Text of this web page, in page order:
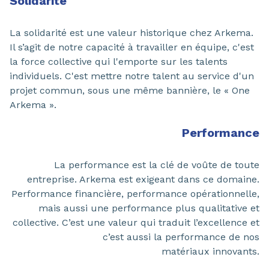
La solidarité est une valeur historique chez Arkema.
Il s’agit de notre capacité à travailler en équipe, c'est
la force collective qui l'emporte sur les talents
individuels. C'est mettre notre talent au service d'un
projet commun, sous une même bannière, le « One
Arkema ».
Performance
La performance est la clé de voûte de toute
entreprise. Arkema est exigeant dans ce domaine.
Performance financière, performance opérationnelle,
mais aussi une performance plus qualitative et
collective. C’est une valeur qui traduit l’excellence et
c’est aussi la performance de nos
matériaux innovants.